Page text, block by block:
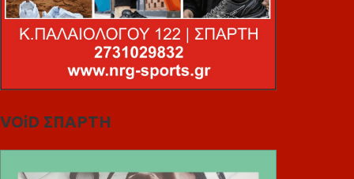
VOiD ΣΠΑΡΤΗ